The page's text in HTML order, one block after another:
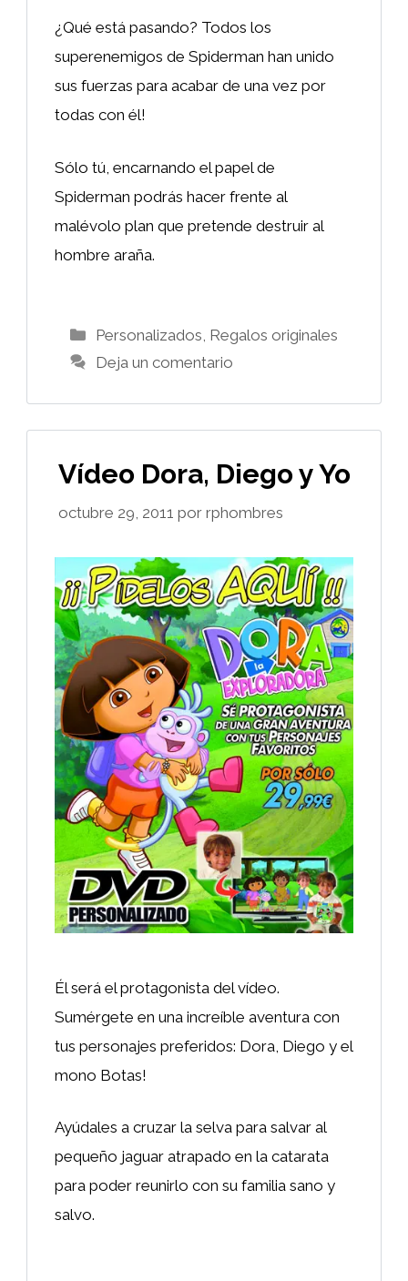
¿Qué está pasando? Todos los
superenemigos de Spiderman han unido
sus fuerzas para acabar de una vez por
todas con él!
Sólo tú, encarnando el papel de
Spiderman podrás hacer frente al
malévolo plan que pretende destruir al
hombre araña.
Categorías
Personalizados, Regalos originales
Deja un comentario
Vídeo Dora, Diego y Yo
octubre 29, 2011 por rphombres
Él será el protagonista del vídeo.
Sumérgete en una increíble aventura con
tus personajes preferidos: Dora, Diego y el
mono Botas!
Ayúdales a cruzar la selva para salvar al
pequeño jaguar atrapado en la catarata
para poder reunirlo con su familia sano y
salvo.